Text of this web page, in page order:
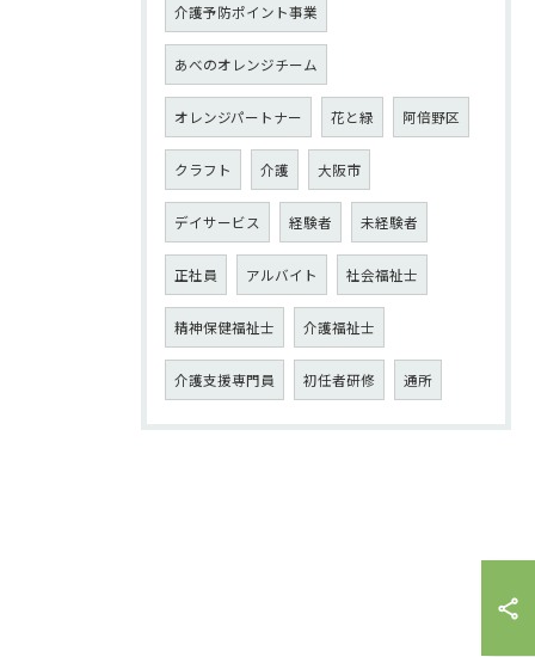
介護予防ポイント事業
あべのオレンジチーム
オレンジパートナー 花と緑 阿倍野区
クラフト 介護 大阪市
デイサービス 経験者 未経験者
正社員 アルバイト 社会福祉士
精神保健福祉士 介護福祉士
介護支援専門員 初任者研修 通所